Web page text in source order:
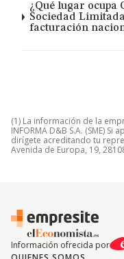
¿Qué lugar ocupa
Sociedad
facturación
(1) La información de la
INFORMA D&B S.A. (SME)
dirígete acreditando tu
Avenida de Europa, 19,
Información ofrecida por